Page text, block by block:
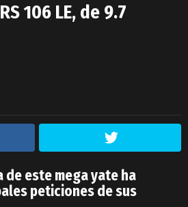
106 LE, de 9.7
este mega yate ha
peticiones de sus